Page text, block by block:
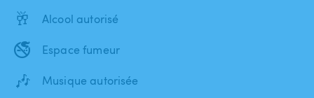
🥂 Alcool autorisé
🚭 Espace fumeur
🎶 Musique autorisée